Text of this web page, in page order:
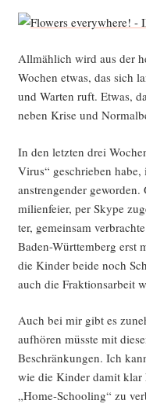
All­mäh­lich wird aus der
Wochen etwas, das sich
und War­ten ruft. Etwas,
neben Kri­se und
In den letz­ten drei
Virus“ geschrie­ben
anstren­gen­der
mi­li­en­fei­er, per Sky­pe
ter, gemein­sam
Baden-Würt­tem­berg erst
die Kin­der bei­de noch
auch die Frak­ti­ons­ar­beit
Auch bei mir gibt es
auf­hö­ren müss­te mit
Beschrän­kun­gen. Ich
wie die Kin­der damit klar
„Home-Schoo­ling“ zu